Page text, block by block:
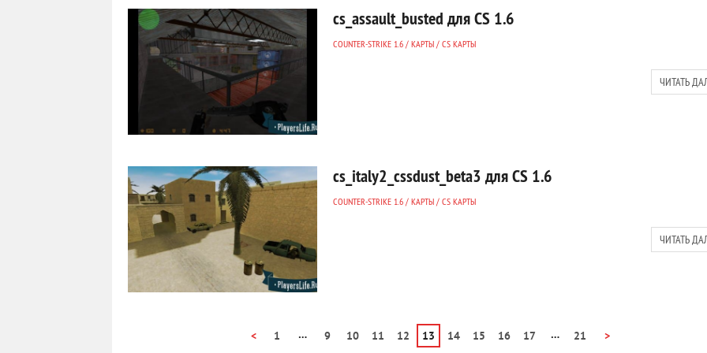
cs_assault_busted для CS 1.6
COUNTER-STRIKE 1.6 / КАРТЫ / CS КАРТЫ
ЧИТАТЬ
cs_italy2_cssdust_beta3 для CS 1.6
COUNTER-STRIKE 1.6 / КАРТЫ / CS КАРТЫ
ЧИТАТЬ
< 1 … 9 10 11 12 13 14 15 16 17 … 21 >